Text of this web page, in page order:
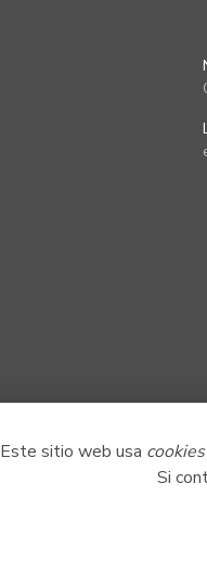
Este sitio web usa cookies
Si